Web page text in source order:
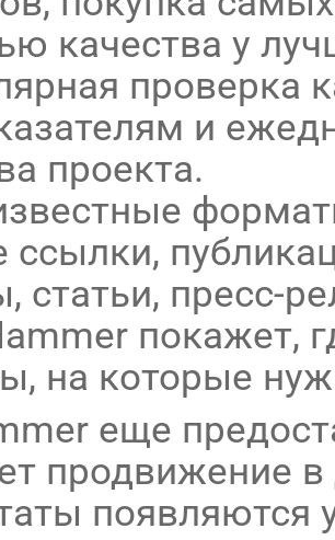
качества у
проверка
и
проекта.
ссылки,
статьи, пресс-
покажет,
на которые
еще
продвижение
появляются